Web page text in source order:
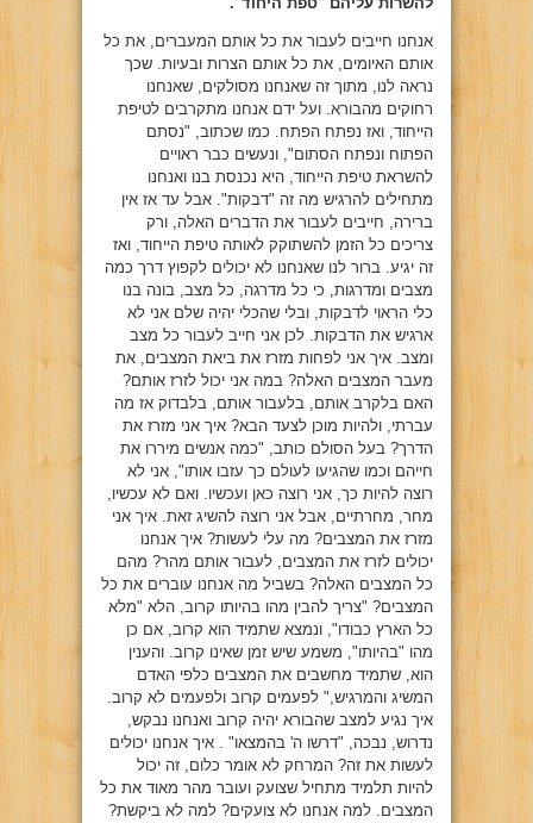
אנחנו חייבים לעבור את כל אותם המעברים, את כל
אותם האיומים, את כל אותם הצרות ובעיות. שכך
נראה לנו, מתוך זה שאנחנו מסולקים, שאנחנו
רחוקים מהבורא. ועל ידם אנחנו מתקרבים לטיפת
הייחוד, ואז נפתח הפתח. כמו שכתוב, "נסתם
הפתוח ונפתח הסתום", ונעשים כבר ראויים
להשראת טיפת הייחוד, היא נכנסת בנו ואנחנו
מתחילים להרגיש מה זה "דבקות". אבל עד אז אין
ברירה, חייבים לעבור את הדברים האלה, ורק
צריכים כל הזמן להשתוקק לאותה טיפת הייחוד, ואז
זה יגיע. ברור לנו שאנחנו לא יכולים לקפוץ דרך כמה
מצבים ומדרגות, כי כל מדרגה, כל מצב, בונה בנו
כלי הראוי לדבקות, ובלי שהכלי יהיה שלם אני לא
ארגיש את הדבקות. לכן אני חייב לעבור כל מצב
ומצב. איך אני לפחות מזרז את ביאת המצבים, את
מעבר המצבים האלה? במה אני יכול לזרז אותם?
האם בלקרב אותם, בלעבור אותם, בלבדוק אז מה
עברתי, ולהיות מוכן לצעד הבא? איך אני מזרז את
הדרך? בעל הסולם כותב, "כמה אנשים מיררו את
חייהם וכמו שהגיעו לעולם כך עזבו אותו", אני לא
רוצה להיות כך, אני רוצה כאן ועכשיו. ואם לא עכשיו,
מחר, מחרתיים, אבל אני רוצה להשיג זאת. איך אני
מזרז את המצבים? מה עלי לעשות? איך אנחנו
יכולים לזרז את המצבים, לעבור אותם מהר? מהם
כל המצבים האלה? בשביל מה אנחנו עוברים את כל
המצבים? "צריך להבין מהו בהיותו קרוב, הלא "מלא
כל הארץ כבודו", ונמצא שתמיד הוא קרוב, אם כן
מהו "בהיותו", משמע שיש זמן שאינו קרוב. והענין
הוא, שתמיד מחשבים את המצבים כלפי האדם
המשיג והמרגיש," לפעמים קרוב ולפעמים לא קרוב.
איך נגיע למצב שהבורא יהיה קרוב ואנחנו נבקש,
נדרוש, נבכה, "דרשו ה' בהמצאו" . איך אנחנו יכולים
לעשות את זה? המרחק לא אומר כלום, זה יכול
להיות תלמיד מתחיל שצועק ועובר מהר מאוד את כל
המצבים. למה אנחנו לא צועקים? למה לא ביקשת?